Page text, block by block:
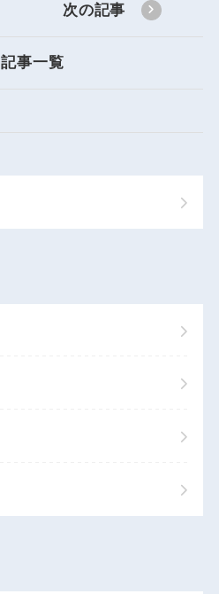
記事一覧
次の記事